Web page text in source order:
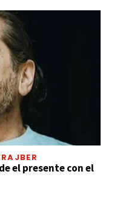
el presente con el